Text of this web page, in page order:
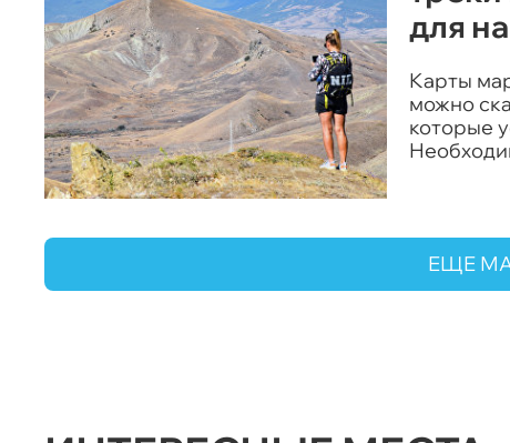
для
Карты
можно
которые
ЕЩЕ